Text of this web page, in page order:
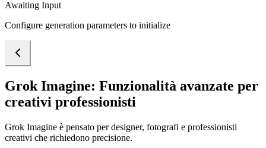
Awaiting Input
Configure generation parameters to initialize
Grok Imagine: Funzionalità avanzate per
creativi professionisti
Grok Imagine è pensato per designer, fotografi e professionisti
creativi che richiedono precisione.